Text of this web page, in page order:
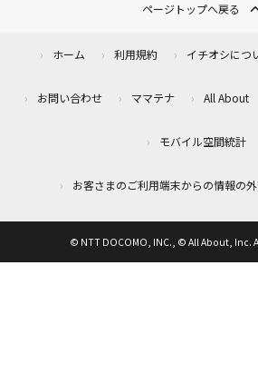
ページトップへ戻る
ホーム 利用規約 イチオシにつ
お問い合わせ ママテナ All About
モバイル空間統計
お客さまのご利用端末からの情報の
© NTT DOCOMO, INC., © All About, Inc.